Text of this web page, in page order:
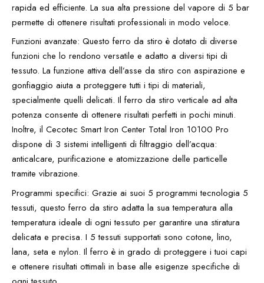
rapida ed efficiente. La sua alta pressione del vapore di 5 bar
permette di ottenere risultati professionali in modo veloce.
Funzioni avanzate: Questo ferro da stiro è dotato di diverse
funzioni che lo rendono versatile e adatto a diversi tipi di
tessuto. La funzione attiva dell’asse da stiro con aspirazione e
gonfiaggio aiuta a proteggere tutti i tipi di materiali,
specialmente quelli delicati. Il ferro da stiro verticale ad alta
potenza consente di ottenere risultati perfetti in pochi minuti.
Inoltre, il Cecotec Smart Iron Center Total Iron 10100 Pro
dispone di 3 sistemi intelligenti di filtraggio dell’acqua:
anticalcare, purificazione e atomizzazione delle particelle
tramite vibrazione.
Programmi specifici: Grazie ai suoi 5 programmi tecnologia 5
tessuti, questo ferro da stiro adatta la sua temperatura alla
temperatura ideale di ogni tessuto per garantire una stiratura
delicata e precisa. I 5 tessuti supportati sono cotone, lino,
lana, seta e nylon. Il ferro è in grado di proteggere i tuoi capi
e ottenere risultati ottimali in base alle esigenze specifiche di